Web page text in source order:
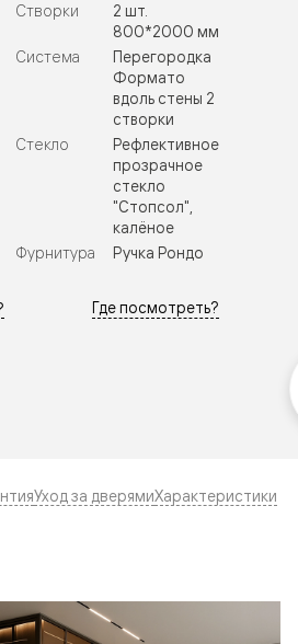
Створки
2 шт.
800*2000 мм
Система
Перегородка
Формато
вдоль стены 2
створки
Стекло
Рефлективное
прозрачное
стекло
"Стопсол",
калёное
Фурнитура
Ручка Рондо
Где посмотреть?
Уход за дверямиХарактеристики